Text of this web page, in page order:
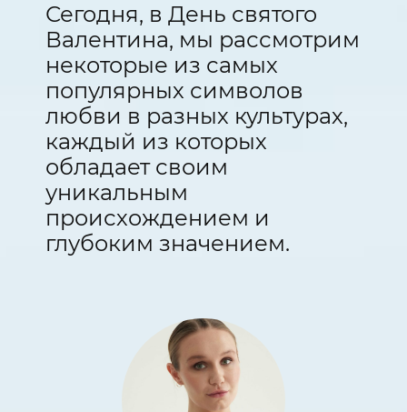
Сегодня, в День святого
Валентина, мы рассмотрим
некоторые из самых
популярных символов
любви в разных культурах,
каждый из которых
обладает своим
уникальным
происхождением и
глубоким значением.